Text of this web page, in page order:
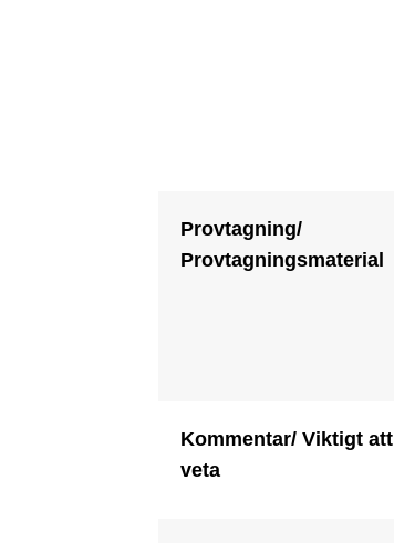
Provtagning/
Provtagningsmaterial
Kommentar/ Viktigt att
veta